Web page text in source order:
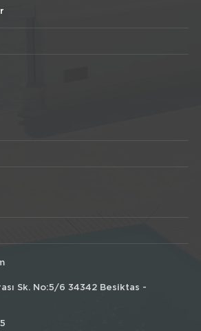
Sk. No:5/6 34342 Besiktas -